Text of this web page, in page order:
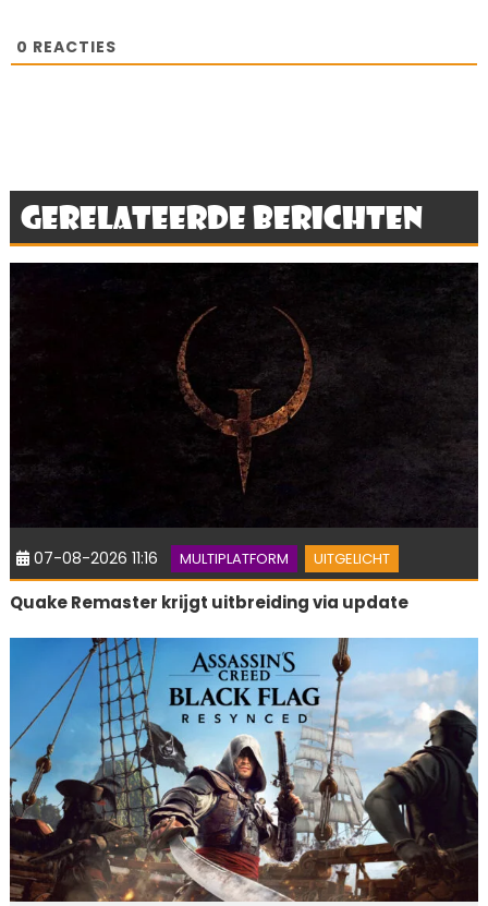
0 REACTIES
Gerelateerde berichten
07-08-2026 11:16 MULTIPLATFORM UITGELICHT
Quake Remaster krijgt uitbreiding via update